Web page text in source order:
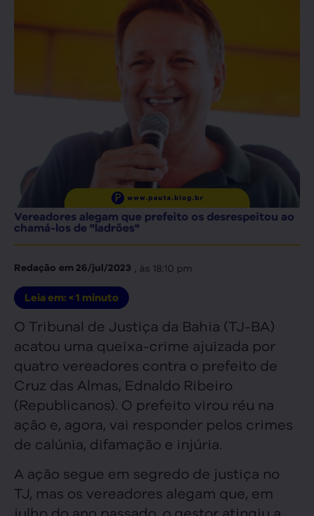
Vereadores alegam que prefeito os desrespeitou ao
chamá-los de "ladrões"
Redação em 26/jul/2023 , às 18:10 pm
Leia em: < 1 minuto
O Tribunal de Justiça da Bahia (TJ-BA)
acatou uma queixa-crime ajuizada por
quatro vereadores contra o prefeito de
Cruz das Almas, Ednaldo Ribeiro
(Republicanos). O prefeito virou réu na
ação e, agora, vai responder pelos crimes
de calúnia, difamação e injúria.
A ação segue em segredo de justiça no
TJ, mas os vereadores alegam que, em
julho do ano passado, o gestor atingiu a